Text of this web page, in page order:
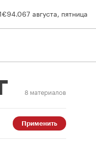
€94.067 августа, пятница
8 материалов
Применить